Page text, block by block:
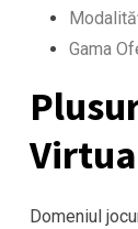
Gama
Domeniul